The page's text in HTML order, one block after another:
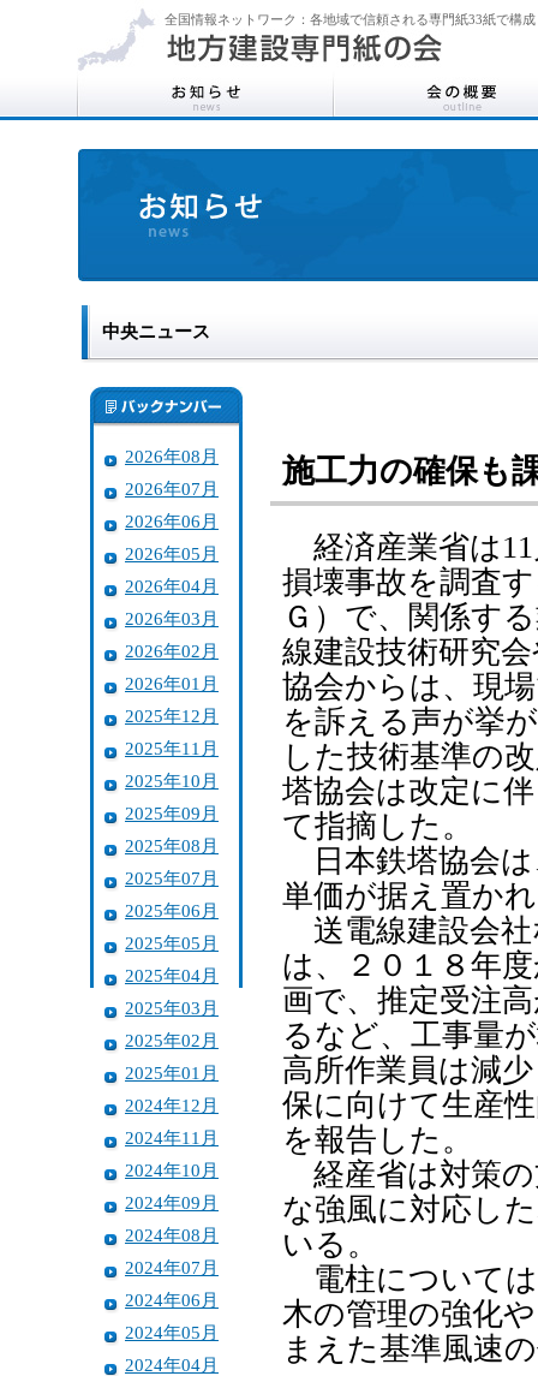
全国情報ネットワーク：各地域で信頼される専門紙33紙で構成
中央ニュース
2026年08月
2026年07月
2026年06月
2026年05月
2026年04月
2026年03月
2026年02月
2026年01月
2025年12月
2025年11月
2025年10月
2025年09月
2025年08月
2025年07月
2025年06月
2025年05月
2025年04月
2025年03月
2025年02月
2025年01月
2024年12月
2024年11月
2024年10月
2024年09月
2024年08月
2024年07月
2024年06月
2024年05月
2024年04月
施工力の確保も
経済産業省は11
損壊事故を調査
Ｇ）で、関係す
線建設技術研究
協会からは、現
を訴える声が挙
した技術基準の
塔協会は改定に
て指摘した。
日本鉄塔協会は
単価が据え置か
送電線建設会社
は、２０１８年
画で、推定受注
るなど、工事量
高所作業員は減
保に向けて生産
を報告した。
経産省は対策の
な強風に対応し
いる。
電柱について
木の管理の強化
まえた基準風速